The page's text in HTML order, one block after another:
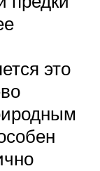
это